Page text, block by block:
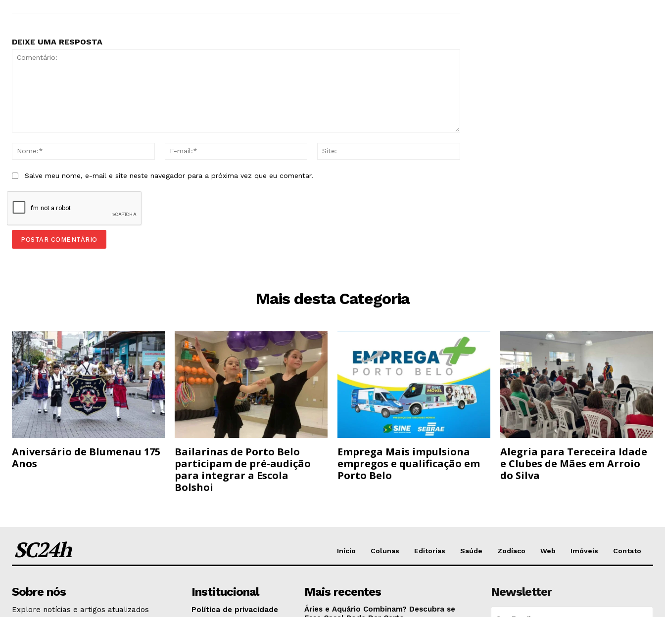
DEIXE UMA RESPOSTA
Nome:*
Salve meu nome, e-mail e site neste navegador para a próxima vez que eu comentar.
Mais desta Categoria
Aniversário de Blumenau 175
Anos
Bailarinas de Porto Belo
participam de pré-audição
para integrar a Escola
Bolshoi
Emprega Mais impulsiona
empregos e qualificação em
Porto Belo
Alegria para Tereceira Idade
e Clubes de Mães em Arroio
do Silva
SC24h Início Colunas Editorias Saúde Zodíaco Web Imóveis Contato
Sobre nós
Explore notícias e artigos atualizados
Institucional
Política de privacidade
Mais recentes
Áries e Aquário Combinam? Descubra se
Newsletter